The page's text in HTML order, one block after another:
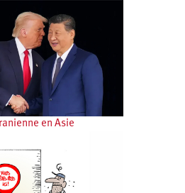
en Asie